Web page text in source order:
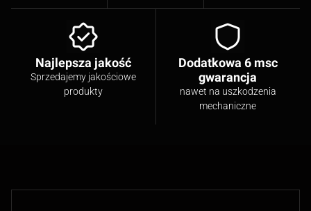
Najlepsza jakość
Sprzedajemy jakościowe
produkty
Dodatkowa 6 msc
gwarancja
nawet na uszkodzenia
mechaniczne